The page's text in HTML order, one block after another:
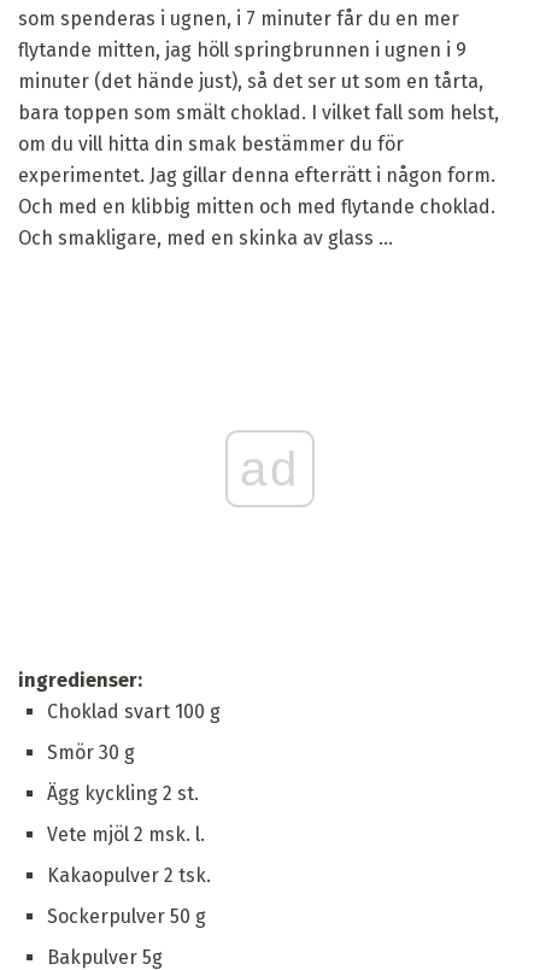
som spenderas i ugnen, i 7 minuter får du en mer
flytande mitten, jag höll springbrunnen i ugnen i 9
minuter (det hände just), så det ser ut som en tårta,
bara toppen som smält choklad. I vilket fall som helst,
om du vill hitta din smak bestämmer du för
experimentet. Jag gillar denna efterrätt i någon form.
Och med en klibbig mitten och med flytande choklad.
Och smakligare, med en skinka av glass ...
ad
ingredienser:
Choklad svart 100 g
Smör 30 g
Ägg kyckling 2 st.
Vete mjöl 2 msk. l.
Kakaopulver 2 tsk.
Sockerpulver 50 g
Bakpulver 5g